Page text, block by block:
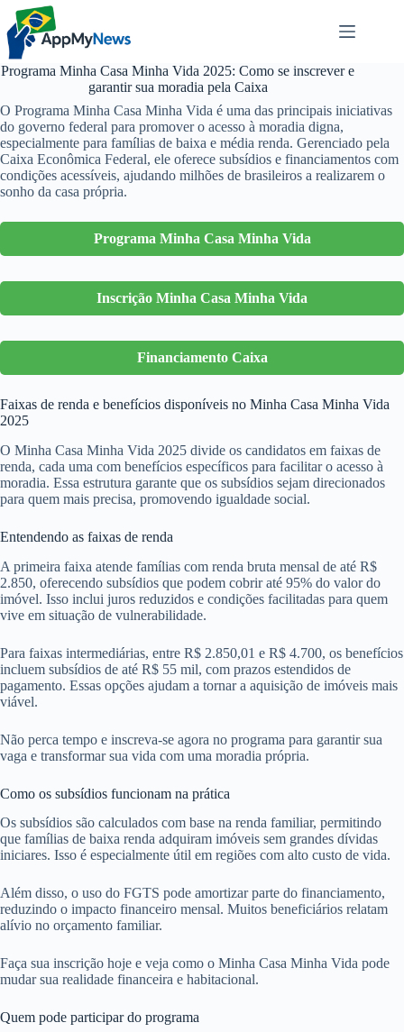
Pular
para
conteúdo
Programa Minha Casa Minha Vida 2025: Como se inscrever e
garantir sua moradia pela Caixa
O Programa Minha Casa Minha Vida é uma das principais iniciativas
do governo federal para promover o acesso à moradia digna,
especialmente para famílias de baixa e média renda. Gerenciado pela
Caixa Econômica Federal, ele oferece subsídios e financiamentos com
condições acessíveis, ajudando milhões de brasileiros a realizarem o
sonho da casa própria.
Programa Minha Casa Minha Vida
Inscrição Minha Casa Minha Vida
Financiamento Caixa
Faixas de renda e benefícios disponíveis no Minha Casa Minha Vida
2025
O Minha Casa Minha Vida 2025 divide os candidatos em faixas de
renda, cada uma com benefícios específicos para facilitar o acesso à
moradia. Essa estrutura garante que os subsídios sejam direcionados
para quem mais precisa, promovendo igualdade social.
Entendendo as faixas de renda
A primeira faixa atende famílias com renda bruta mensal de até R$
2.850, oferecendo subsídios que podem cobrir até 95% do valor do
imóvel. Isso inclui juros reduzidos e condições facilitadas para quem
vive em situação de vulnerabilidade.
Para faixas intermediárias, entre R$ 2.850,01 e R$ 4.700, os benefícios
incluem subsídios de até R$ 55 mil, com prazos estendidos de
pagamento. Essas opções ajudam a tornar a aquisição de imóveis mais
viável.
Não perca tempo e inscreva-se agora no programa para garantir sua
vaga e transformar sua vida com uma moradia própria.
Como os subsídios funcionam na prática
Os subsídios são calculados com base na renda familiar, permitindo
que famílias de baixa renda adquiram imóveis sem grandes dívidas
iniciares. Isso é especialmente útil em regiões com alto custo de vida.
Além disso, o uso do FGTS pode amortizar parte do financiamento,
reduzindo o impacto financeiro mensal. Muitos beneficiários relatam
alívio no orçamento familiar.
Faça sua inscrição hoje e veja como o Minha Casa Minha Vida pode
mudar sua realidade financeira e habitacional.
Quem pode participar do programa